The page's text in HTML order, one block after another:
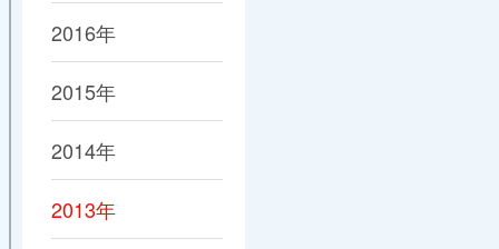
2016年
2015年
2014年
2013年